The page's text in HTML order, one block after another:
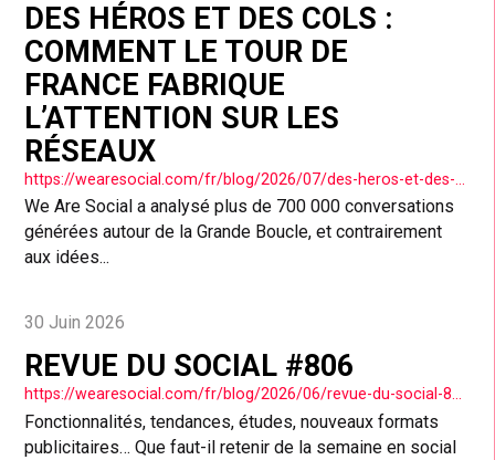
DES HÉROS ET DES COLS :
COMMENT LE TOUR DE
FRANCE FABRIQUE
L’ATTENTION SUR LES
RÉSEAUX
https://wearesocial.com/fr/blog/2026/07/des-heros-et-des-cols-comment-le-tour-de-france-fabrique-lattention-sur-les-reseaux/
We Are Social a analysé plus de 700 000 conversations
générées autour de la Grande Boucle, et contrairement
aux idées...
30 Juin 2026
REVUE DU SOCIAL #806
https://wearesocial.com/fr/blog/2026/06/revue-du-social-806/
Fonctionnalités, tendances, études, nouveaux formats
publicitaires… Que faut-il retenir de la semaine en social